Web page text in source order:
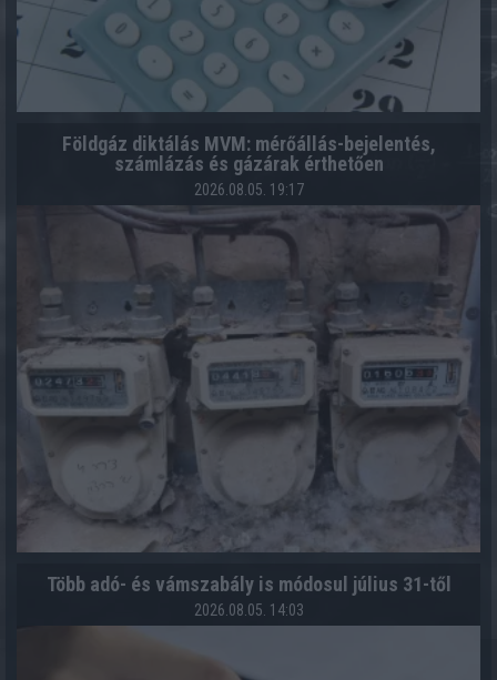
Földgáz diktálás MVM: mérőállás-bejelentés,
számlázás és gázárak érthetően
2026.08.05. 19:17
Több adó- és vámszabály is módosul július 31-től
2026.08.05. 14:03